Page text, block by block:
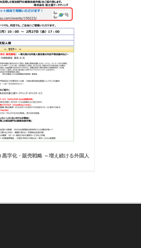
字化・販売戦略 ～増え続ける外国人